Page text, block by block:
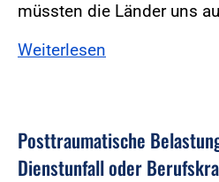
müssten die Länder uns
Weiterlesen
Posttraumatische
Dienstunfall oder